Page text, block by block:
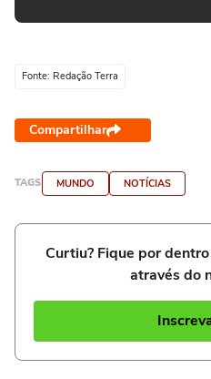
Fonte: Redação Terra
Compartilhar
TAGS MUNDO NOTÍCIAS
Curtiu? Fique por
através do